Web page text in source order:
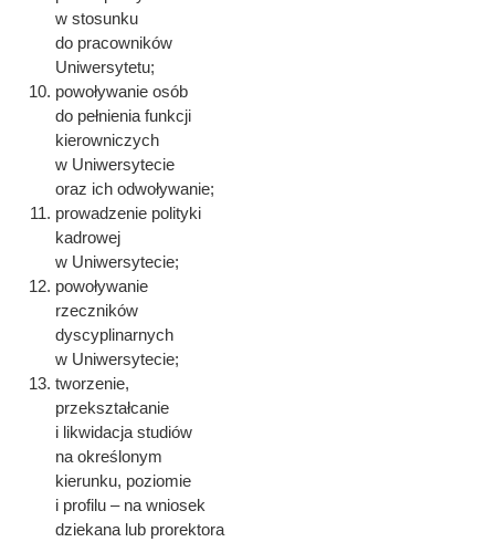
w stosunku
do pracowników
Uniwersytetu;
powoływanie osób
do pełnienia funkcji
kierowniczych
w Uniwersytecie
oraz ich odwoływanie;
prowadzenie polityki
kadrowej
w Uniwersytecie;
powoływanie
rzeczników
dyscyplinarnych
w Uniwersytecie;
tworzenie,
przekształcanie
i likwidacja studiów
na określonym
kierunku, poziomie
i profilu – na wniosek
dziekana lub prorektora